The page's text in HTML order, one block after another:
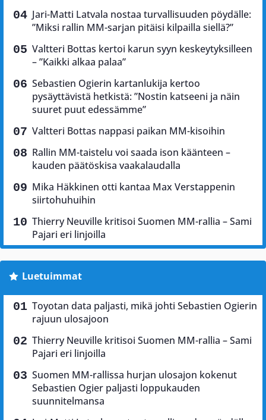
Jari-Matti Latvala nostaa turvallisuuden pöydälle:
”Miksi rallin MM-sarjan pitäisi kilpailla siellä?”
Valtteri Bottas kertoi karun syyn keskeytyksilleen
– ”Kaikki alkaa palaa”
Sebastien Ogierin kartanlukija kertoo
pysäyttävistä hetkistä: ”Nostin katseeni ja näin
suuret puut edessämme”
Valtteri Bottas nappasi paikan MM-kisoihin
Rallin MM-taistelu voi saada ison käänteen –
kauden päätöskisa vaakalaudalla
Mika Häkkinen otti kantaa Max Verstappenin
siirtohuhuihin
Thierry Neuville kritisoi Suomen MM-rallia – Sami
Pajari eri linjoilla
Luetuimmat
Toyotan data paljasti, mikä johti Sebastien Ogierin
rajuun ulosajoon
Thierry Neuville kritisoi Suomen MM-rallia – Sami
Pajari eri linjoilla
Suomen MM-rallissa hurjan ulosajon kokenut
Sebastien Ogier paljasti loppukauden
suunnitelmansa